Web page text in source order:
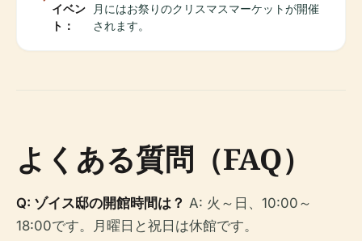
イベン
ト：
月にはお祭りのクリスマスマーケットが開催
されます。
よくある質問（FAQ）
Q: ゾイス邸の開館時間は？ A: 火～日、10:00～
18:00です。月曜日と祝日は休館です。